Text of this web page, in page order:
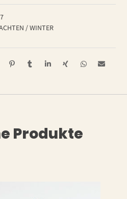
/ WINTER
Produkte